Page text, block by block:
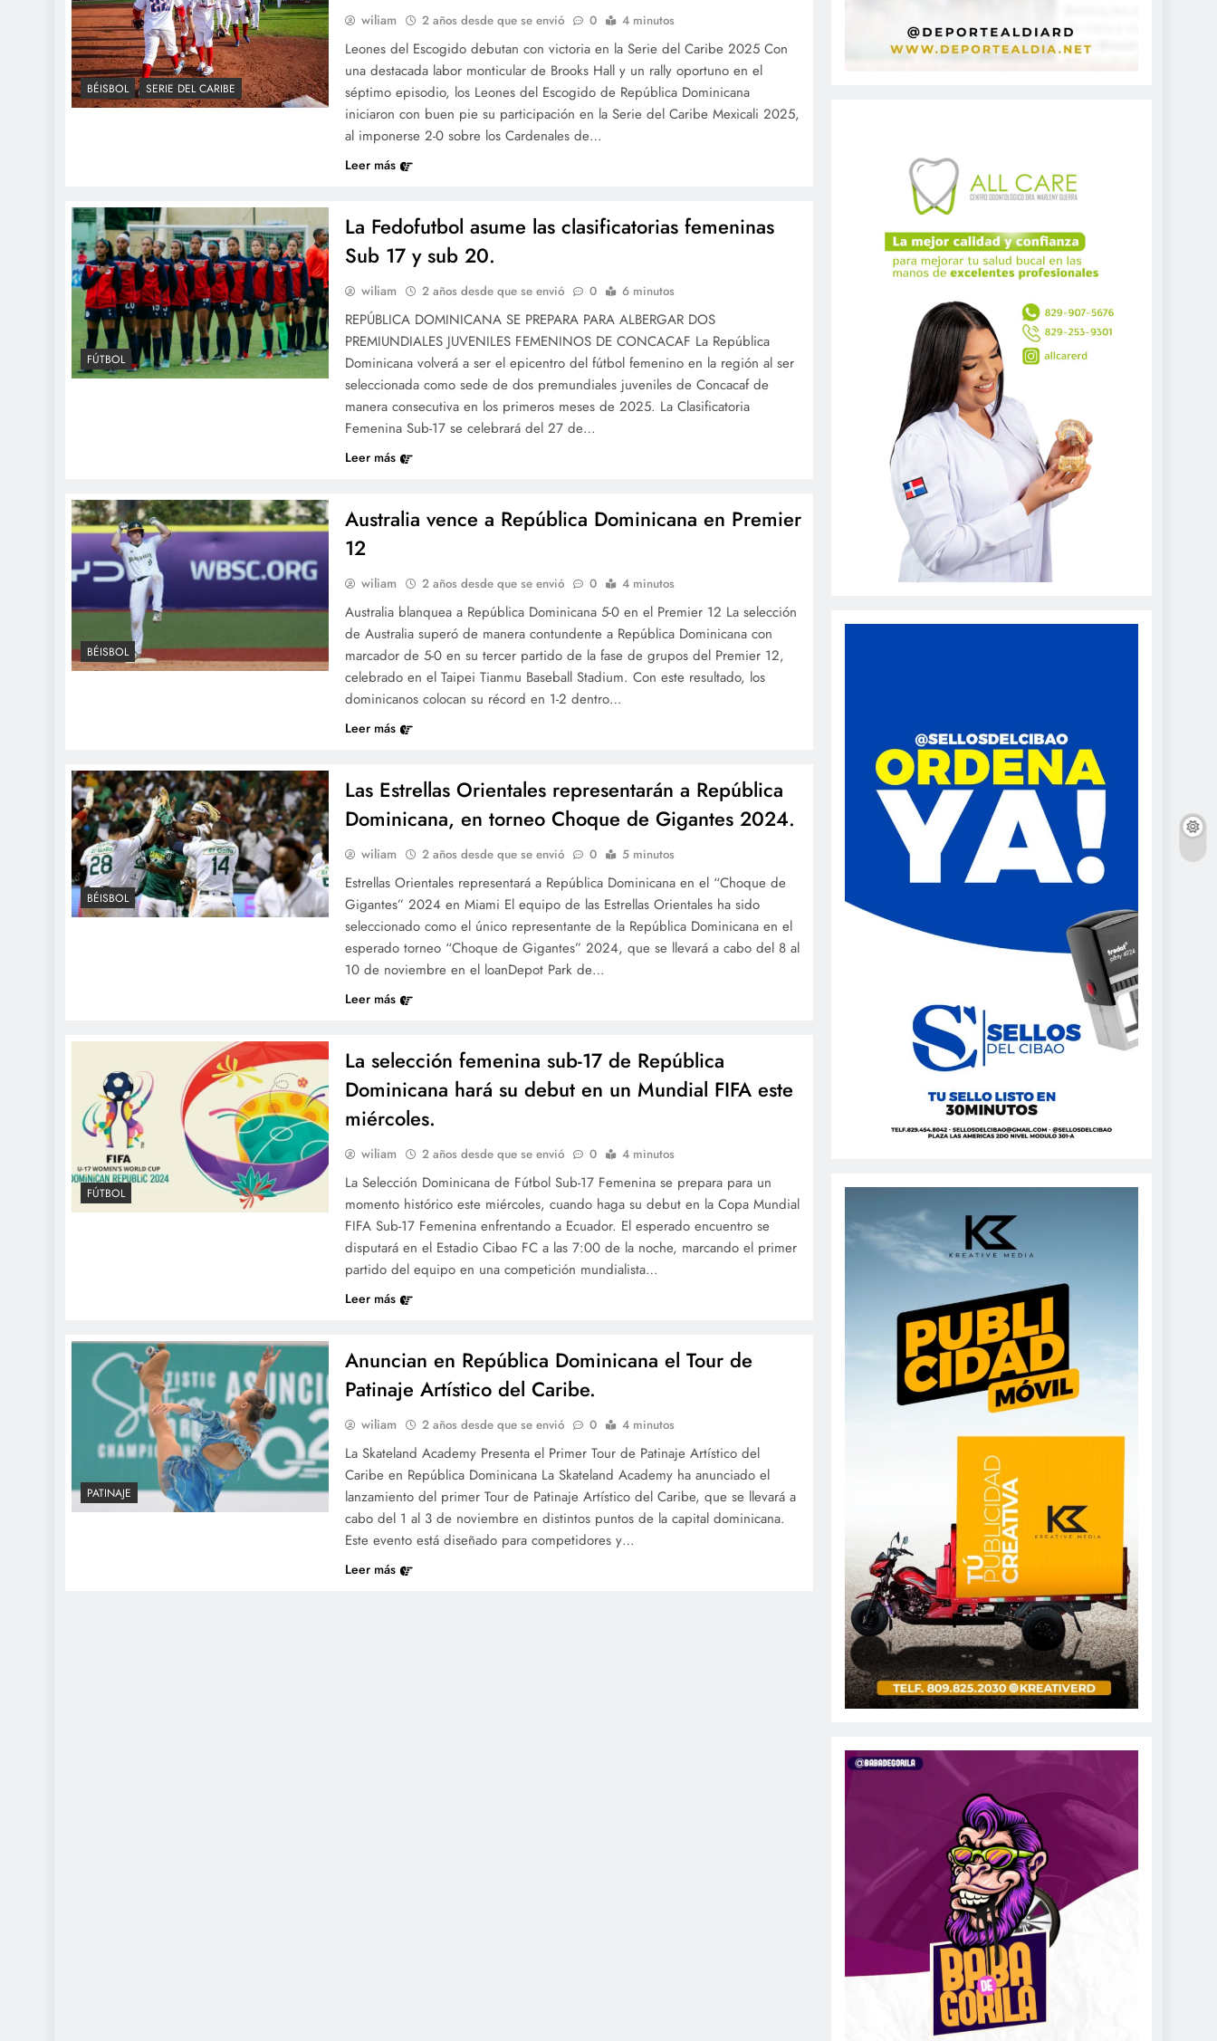
BÉISBOL SERIE DEL CARIBE
wiliam 2 años desde que se envió 0 4 minutos
Leones del Escogido debutan con victoria en la Serie del Caribe 2025 Con
una destacada labor monticular de Brooks Hall y un rally oportuno en el
séptimo episodio, los Leones del Escogido de República Dominicana
iniciaron con buen pie su participación en la Serie del Caribe Mexicali 2025,
al imponerse 2-0 sobre los Cardenales de…
Leer más
FÚTBOL
La Fedofutbol asume las clasificatorias femeninas
Sub 17 y sub 20.
wiliam 2 años desde que se envió 0 6 minutos
REPÚBLICA DOMINICANA SE PREPARA PARA ALBERGAR DOS
PREMIUNDIALES JUVENILES FEMENINOS DE CONCACAF La República
Dominicana volverá a ser el epicentro del fútbol femenino en la región al ser
seleccionada como sede de dos premundiales juveniles de Concacaf de
manera consecutiva en los primeros meses de 2025. La Clasificatoria
Femenina Sub-17 se celebrará del 27 de…
Leer más
BÉISBOL
Australia vence a República Dominicana en Premier
12
wiliam 2 años desde que se envió 0 4 minutos
Australia blanquea a República Dominicana 5-0 en el Premier 12 La selección
de Australia superó de manera contundente a República Dominicana con
marcador de 5-0 en su tercer partido de la fase de grupos del Premier 12,
celebrado en el Taipei Tianmu Baseball Stadium. Con este resultado, los
dominicanos colocan su récord en 1-2 dentro…
Leer más
BÉISBOL
Las Estrellas Orientales representarán a República
Dominicana, en torneo Choque de Gigantes 2024.
wiliam 2 años desde que se envió 0 5 minutos
Estrellas Orientales representará a República Dominicana en el “Choque de
Gigantes” 2024 en Miami El equipo de las Estrellas Orientales ha sido
seleccionado como el único representante de la República Dominicana en el
esperado torneo “Choque de Gigantes” 2024, que se llevará a cabo del 8 al
10 de noviembre en el loanDepot Park de…
Leer más
FÚTBOL
La selección femenina sub-17 de República
Dominicana hará su debut en un Mundial FIFA este
miércoles.
wiliam 2 años desde que se envió 0 4 minutos
La Selección Dominicana de Fútbol Sub-17 Femenina se prepara para un
momento histórico este miércoles, cuando haga su debut en la Copa Mundial
FIFA Sub-17 Femenina enfrentando a Ecuador. El esperado encuentro se
disputará en el Estadio Cibao FC a las 7:00 de la noche, marcando el primer
partido del equipo en una competición mundialista…
Leer más
PATINAJE
Anuncian en República Dominicana el Tour de
Patinaje Artístico del Caribe.
wiliam 2 años desde que se envió 0 4 minutos
La Skateland Academy Presenta el Primer Tour de Patinaje Artístico del
Caribe en República Dominicana La Skateland Academy ha anunciado el
lanzamiento del primer Tour de Patinaje Artístico del Caribe, que se llevará a
cabo del 1 al 3 de noviembre en distintos puntos de la capital dominicana.
Este evento está diseñado para competidores y…
Leer más